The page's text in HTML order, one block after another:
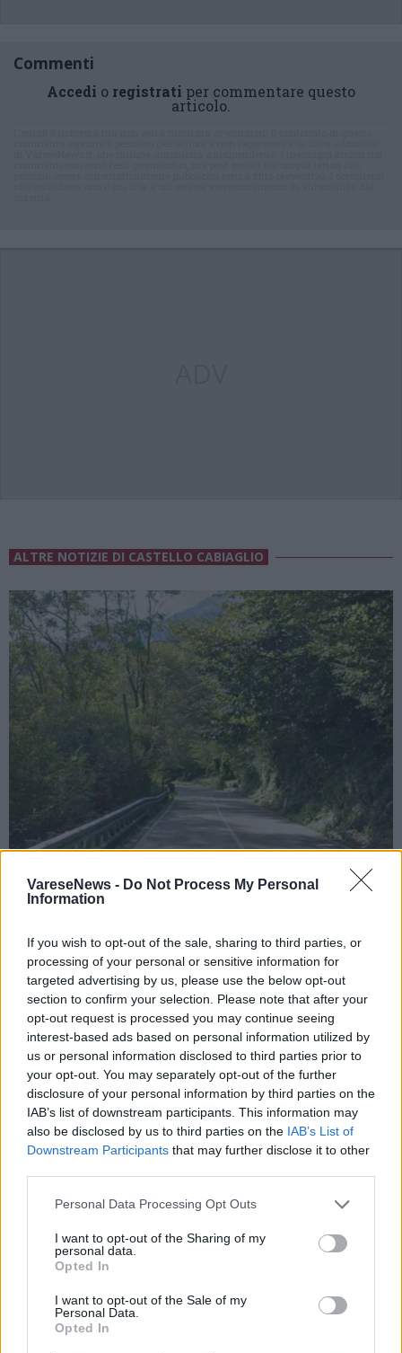
VareseNews - Do Not Process My Personal
Information
If you wish to opt-out of the sale, sharing to third parties, or
processing of your personal or sensitive information for
targeted advertising by us, please use the below opt-out
section to confirm your selection. Please note that after your
opt-out request is processed you may continue seeing
interest-based ads based on personal information utilized by
us or personal information disclosed to third parties prior to
your opt-out. You may separately opt-out of the further
disclosure of your personal information by third parties on the
IAB’s list of downstream participants. This information may
also be disclosed by us to third parties on the IAB’s List of
Downstream Participants that may further disclose it to other
Personal Data Processing Opt Outs
I want to opt-out of the Sharing of my
personal data.
Opted In
I want to opt-out of the Sale of my
Personal Data.
Opted In
Commenti
Accedi o registrati per commentare questo
articolo.
ALTRE NOTIZIE DI CASTELLO CABIAGLIO
CASTELLO CABIAGLIO
Taglio delle piante lungo la provinciale
cinque giorni un tratto della SP45 fra
Castello Cabiaglio e Brinzio